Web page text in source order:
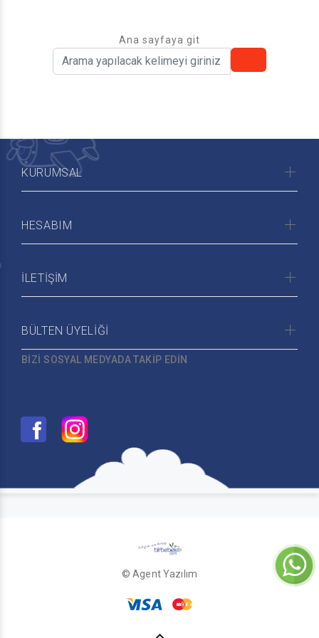
Ana sayfaya git
KURUMSAL
HESABIM
İLETİŞİM
BÜLTEN ÜYELİĞİ
BİZİ SOSYAL MEDYADA TAKİP EDİN
© Agent Yazılım